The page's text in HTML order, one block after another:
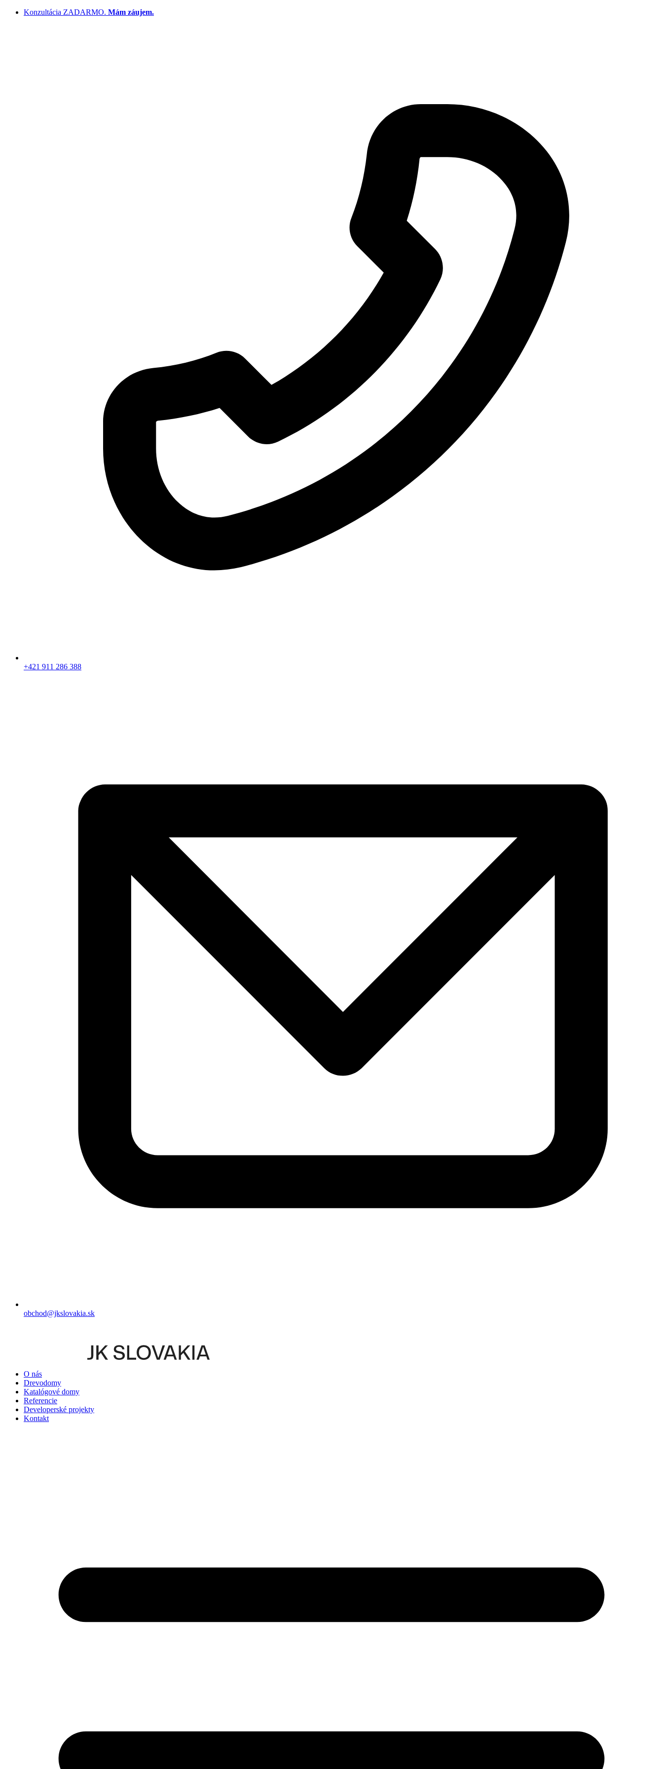
PreskočiťKonzultácia ZADARMO. Mám záujem.
+421 911 286 388
obchod@jkslovakia.sk
O nás
Drevodomy
Katalógové domy
Referencie
Developerské projekty
Kontakt